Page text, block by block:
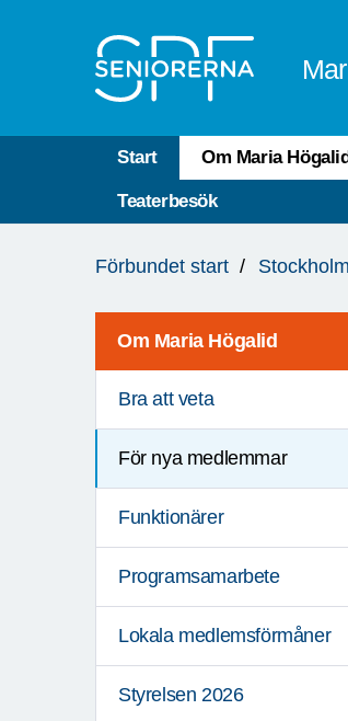
Start Om Maria Högalid
Teaterbesök
är
Förbundet start
Om Maria Högalid
Bra att veta
För nya medlemmar
Funktionärer
Programsamarbete
Lokala medlemsförmåner
Styrelsen 2026